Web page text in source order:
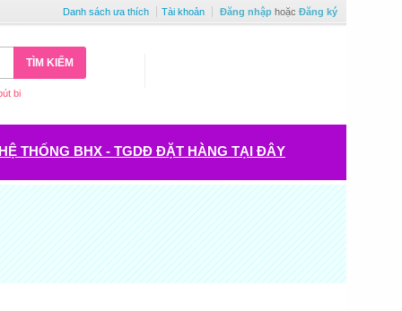
Danh sách ưa thích Tài khoản Đăng nhập hoặc Đăng ký
TÌM KIẾM
bi
HỆ THỐNG BHX - TGDĐ ĐẶT HÀNG TẠI ĐÂY